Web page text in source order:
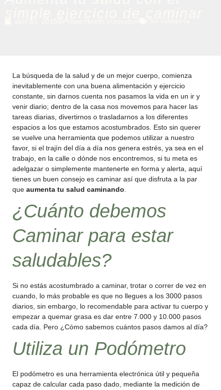
La búsqueda de la salud y de un mejor cuerpo, comienza
inevitablemente con una buena alimentación y ejercicio
constante, sin darnos cuenta nos pasamos la vida en un ir y
venir diario; dentro de la casa nos movemos para hacer las
tareas diarias, divertirnos o trasladarnos a los diferentes
espacios a los que estamos acostumbrados. Esto sin querer
se vuelve una herramienta que podemos utilizar a nuestro
favor, si el trajín del día a día nos genera estrés, ya sea en el
trabajo, en la calle o dónde nos encontremos, si tu meta es
adelgazar o simplemente mantenerte en forma y alerta, aquí
tienes un buen consejo es caminar así que disfruta a la par
que aumenta tu salud caminando
¿Cuánto debemos
Caminar para estar
saludables?
Si no estás acostumbrado a caminar, trotar o correr de vez en
cuando, lo más probable es que no llegues a los 3000 pasos
diarios, sin embargo, lo recomendable para activar tu cuerpo y
empezar a quemar grasa es dar entre 7.000 y 10.000 pasos
cada día. Pero ¿Cómo sabemos cuántos pasos damos al día?
Utiliza un Podómetro
El podómetro es una herramienta electrónica útil y pequeña
capaz de calcular cada paso dado, mediante la medición de